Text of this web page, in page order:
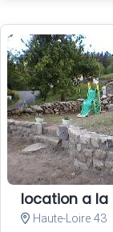
location a la
Haute-Loire 43